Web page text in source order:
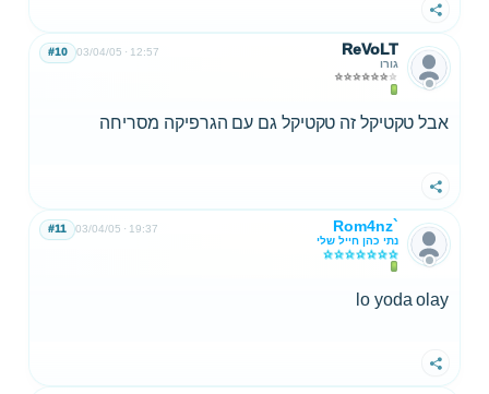
שתף
ReVoLT
גורו
03/04/05 12:57
#10
אבל טקטיקל זה טקטיקל גם עם הגרפיקה מסריחה
שתף
Rom4nz`
נתי כהן חייל שלי
03/04/05 19:37
#11
lo yoda olay
שתף